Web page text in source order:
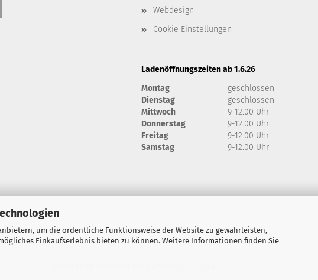
um die ordentliche Funktionsweise der Website zu gewährleisten,
Einkaufserlebnis bieten zu können. Weitere Informationen finden Sie
Webdesign
Cookie Einstellungen
Ladenöffnungszeiten ab 1.6.26
Montag
geschlossen
Dienstag
geschlossen
Mittwoch
9-12.00 Uhr
Donnerstag
9-12.00 Uhr
Freitag
9-12.00 Uhr
Samstag
9-12.00 Uhr